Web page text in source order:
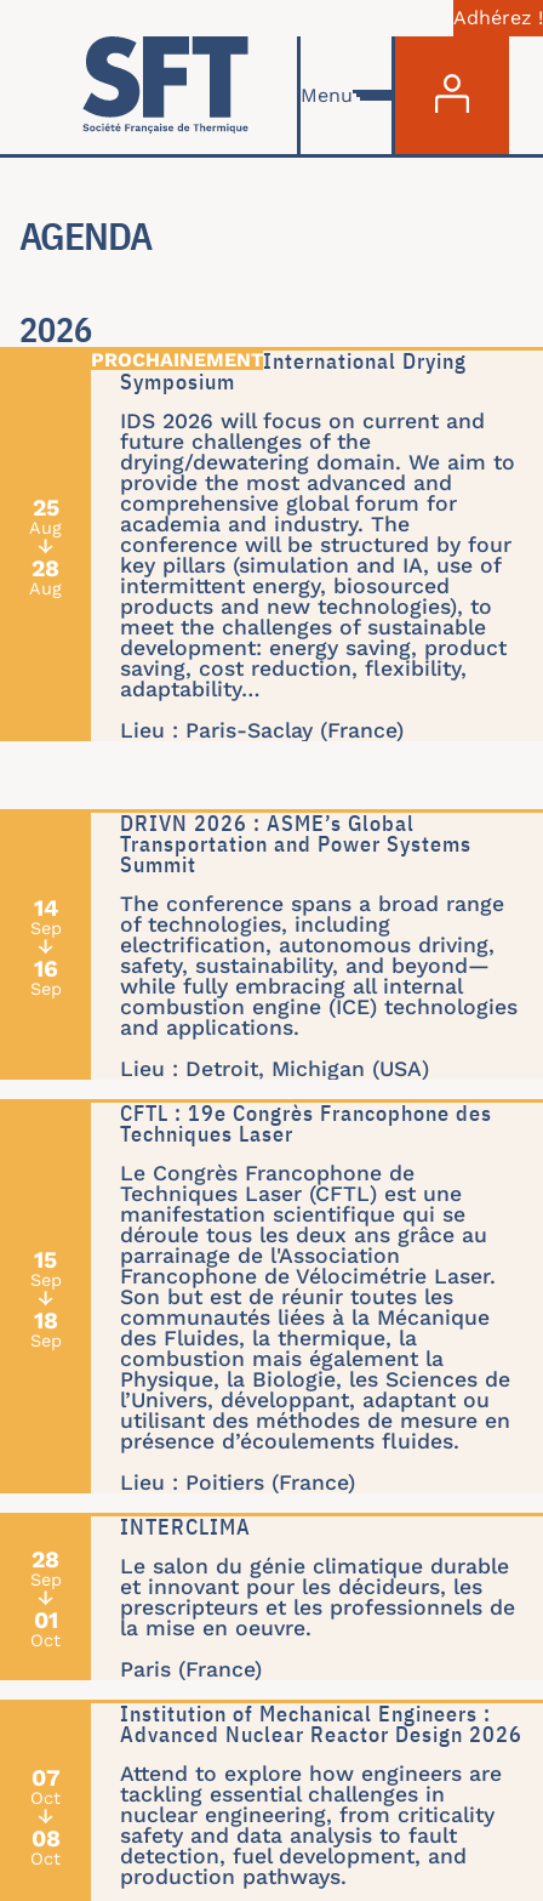
Skip to main content
Adhérez !
Menu
AGENDA
2026
25
Aug
↓
28
Aug
IDS'26 : 24th International Drying
Symposium
IDS 2026 will focus on current and
future challenges of the
drying/dewatering domain. We aim to
provide the most advanced and
comprehensive global forum for
academia and industry. The
conference will be structured by four
key pillars (simulation and IA, use of
intermittent energy, biosourced
products and new technologies), to
meet the challenges of sustainable
development: energy saving, product
saving, cost reduction, flexibility,
adaptability…
Lieu : Paris-Saclay (France)
14
Sep
↓
16
Sep
DRIVN 2026 : ASME’s Global
Transportation and Power Systems
Summit
The conference spans a broad range
of technologies, including
electrification, autonomous driving,
safety, sustainability, and beyond—
while fully embracing all internal
combustion engine (ICE) technologies
and applications.
Lieu : Detroit, Michigan (USA)
15
Sep
↓
18
Sep
CFTL : 19e Congrès Francophone des
Techniques Laser
Le Congrès Francophone de
Techniques Laser (CFTL) est une
manifestation scientifique qui se
déroule tous les deux ans grâce au
parrainage de l'Association
Francophone de Vélocimétrie Laser.
Son but est de réunir toutes les
communautés liées à la Mécanique
des Fluides, la thermique, la
combustion mais également la
Physique, la Biologie, les Sciences de
l’Univers, développant, adaptant ou
utilisant des méthodes de mesure en
présence d’écoulements fluides.
Lieu : Poitiers (France)
28
Sep
↓
01
Oct
INTERCLIMA
Le salon du génie climatique durable
et innovant pour les décideurs, les
prescripteurs et les professionnels de
la mise en oeuvre.
Paris (France)
07
Oct
↓
08
Oct
Institution of Mechanical Engineers :
Advanced Nuclear Reactor Design 2026
Attend to explore how engineers are
tackling essential challenges in
nuclear engineering, from criticality
safety and data analysis to fault
detection, fuel development, and
production pathways.